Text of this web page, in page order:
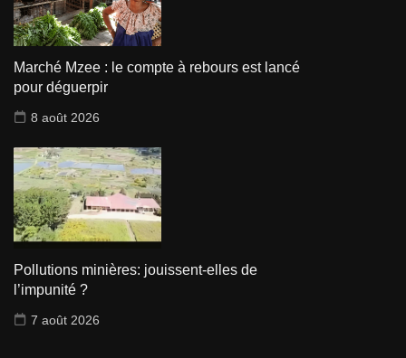
Marché Mzee : le compte à rebours est lancé
pour déguerpir
8 août 2026
Pollutions minières: jouissent-elles de
l’impunité ?
7 août 2026